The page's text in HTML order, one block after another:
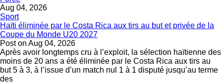
Aug 04, 2026
Sport
Haïti éliminée par le Costa Rica aux tirs au but et privée de la
Coupe du Monde U20 2027
Post on Aug 04, 2026
Après avoir longtemps cru à l’exploit, la sélection haïtienne des
moins de 20 ans a été éliminée par le Costa Rica aux tirs au
but 5 à 3, à l’issue d’un match nul 1 à 1 disputé jusqu’au terme
des